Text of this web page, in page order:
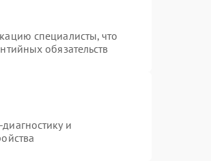
специалисты, что
обязательств
и